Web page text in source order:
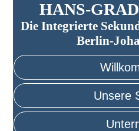
HANS-
Die Integrierte
Berlin-
Unsere